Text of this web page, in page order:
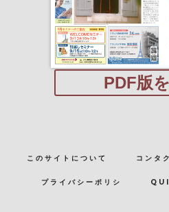
PDF版
このサイトについて コンタ
プライバシーポリシ